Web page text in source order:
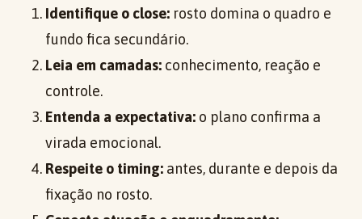
Identifique o close: rosto domina o quadro e
fundo fica secundário.
Leia em camadas: conhecimento, reação e
controle.
Entenda a expectativa: o plano confirma a
virada emocional.
Respeite o timing: antes, durante e depois da
fixação no rosto.